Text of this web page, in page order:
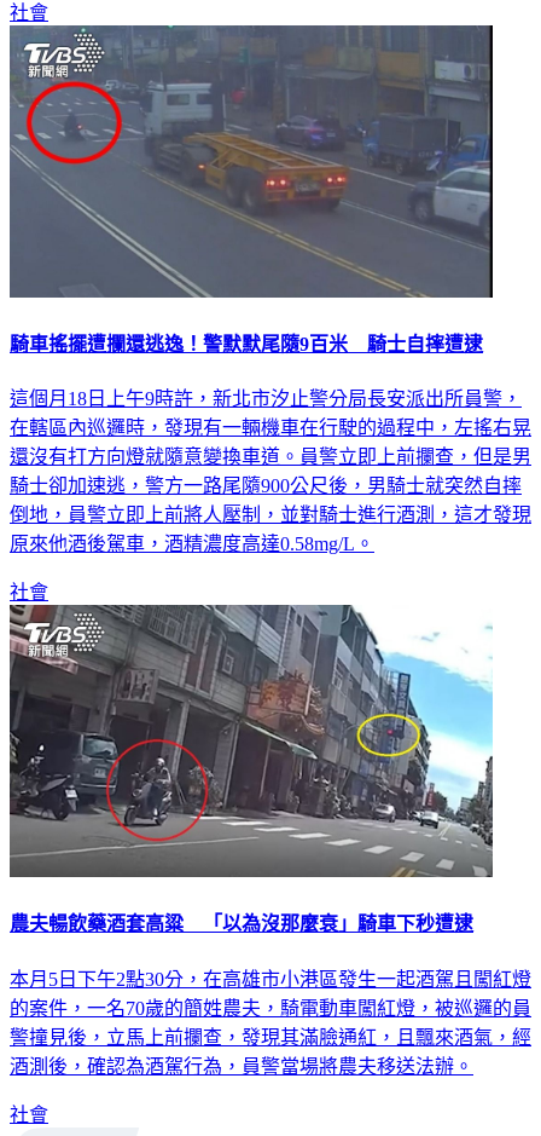
社會
騎車搖擺遭攔還逃逸！警默默尾隨9百米 騎士自摔遭逮
這個月18日上午9時許，新北市汐止警分局長安派出所員警，
在轄區內巡邏時，發現有一輛機車在行駛的過程中，左搖右晃
還沒有打方向燈就隨意變換車道。員警立即上前攔查，但是男
騎士卻加速逃，警方一路尾隨900公尺後，男騎士就突然自摔
倒地，員警立即上前將人壓制，並對騎士進行酒測，這才發現
原來他酒後駕車，酒精濃度高達0.58mg/L。
社會
農夫暢飲藥酒套高粱 「以為沒那麼衰」騎車下秒遭逮
本月5日下午2點30分，在高雄市小港區發生一起酒駕且闖紅燈
的案件，一名70歲的簡姓農夫，騎電動車闖紅燈，被巡邏的員
警撞見後，立馬上前攔查，發現其滿臉通紅，且飄來酒氣，經
酒測後，確認為酒駕行為，員警當場將農夫移送法辦。
社會